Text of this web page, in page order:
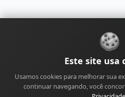
ContatoPolítica
Política de Correções
Perfil do AutorTermos
🍪
Este site usa
Usamos cookies para melhorar sua
continuar navegando, você